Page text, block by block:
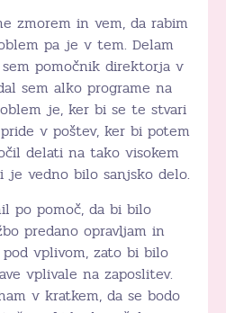
zmorem in vem, da rabim
pa je v tem. Delam
pomočnik direktorja v
sem alko programe na
je, ker bi se te stvari
v poštev, ker bi potem
delati na tako visokem
je vedno bilo sanjsko delo.
po pomoč, da bi bilo
predano opravljam in
vplivom, zato bi bilo
vplivale na zaposlitev.
v kratkem, da se bodo